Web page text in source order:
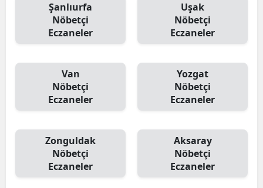
Şanlıurfa
Nöbetçi
Eczaneler
Uşak
Nöbetçi
Eczaneler
Van
Nöbetçi
Eczaneler
Yozgat
Nöbetçi
Eczaneler
Zonguldak
Nöbetçi
Eczaneler
Aksaray
Nöbetçi
Eczaneler